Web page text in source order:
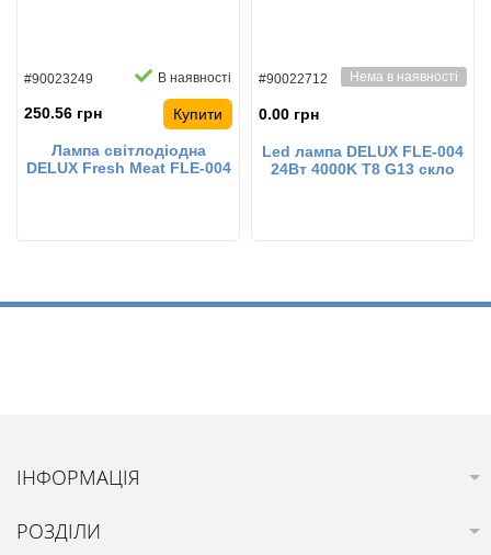
#90023249 В наявності
250.56 грн Купити
Лампа світлодіодна
DELUX Fresh Meat FLE-004
#90022712 Нема в наявності
0.00 грн
Led лампа DELUX FLE-004
24Вт 4000K T8 G13 скло
ІНФОРМАЦІЯ
РОЗДІЛИ